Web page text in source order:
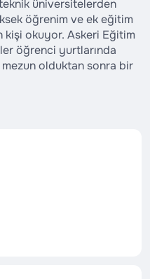
üniversitelerden
öğrenim ve ek eğitim
kişi okuyor. Askeri Eğitim
öğrenci yurtlarında
olduktan sonra bir